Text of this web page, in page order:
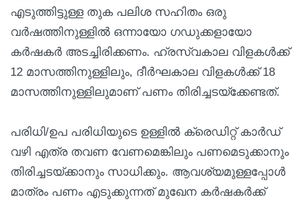
എടുത്തിട്ടുള്ള തുക പലിശ സഹിതം ഒരു
വർഷത്തിനുള്ളിൽ ഒന്നായോ ഗഡുക്കളായോ
കർഷകർ അടച്ചിരിക്കണം. ഹ്രസ്വകാല വിളകൾക്ക്
12 മാസത്തിനുള്ളിലും, ദീർഘകാല വിളകൾക്ക് 18
മാസത്തിനുള്ളിലുമാണ് പണം തിരിച്ചടയ്ക്കേണ്ടത്.
പരിധി/ഉപ പരിധിയുടെ ഉള്ളിൽ ക്രെഡിറ്റ് കാർഡ്
വഴി എത്ര തവണ വേണമെങ്കിലും പണമെടുക്കാനും
തിരിച്ചടയ്ക്കാനും സാധിക്കും. ആവശ്യമുള്ളപ്പോൾ
മാത്രം പണം എടുക്കുന്നത് മുഖേന കർഷകർക്ക്